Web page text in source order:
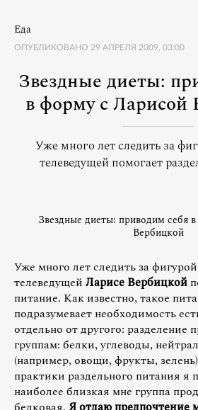
Еда
ОПУБЛИКОВАНО 29 АПРЕЛЯ 2009, 03:00
Звездные диеты:
в форму с Ларисой
Уже много лет следить за
телеведущей помогает
Звездные диеты: приводим себя
Вербицкой
Уже много лет следить за
телеведущей Ларисе Вербицкой
питание. Как известно, такое
подразумевает необходимость
отдельно от другого: разделение
группам: белки, углеводы,
(например, овощи, фрукты,
практики раздельного питания я
наиболее близкая мне группа